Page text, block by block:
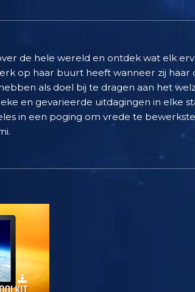
de hele wereld en ontdek wat elk
op haar buurt heeft wanneer zij
als doel bij te dragen aan het
en gevarieerde uitdagingen in elke
in een poging om vrede te